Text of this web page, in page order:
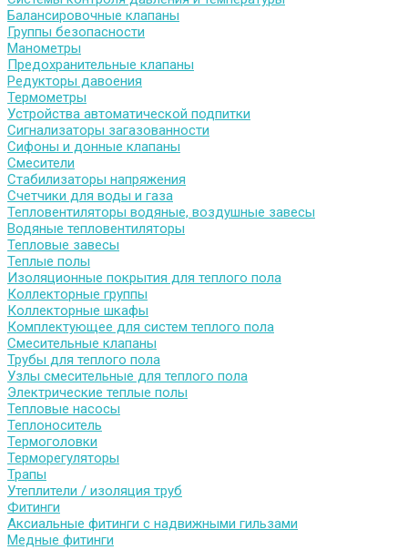
Балансировочные клапаны
Группы безопасности
Манометры
Предохранительные клапаны
Редукторы давоения
Термометры
Устройства автоматической подпитки
Сигнализаторы загазованности
Сифоны и донные клапаны
Смесители
Стабилизаторы напряжения
Счетчики для воды и газа
Тепловентиляторы водяные, воздушные завесы
Водяные тепловентиляторы
Тепловые завесы
Теплые полы
Изоляционные покрытия для теплого пола
Коллекторные группы
Коллекторные шкафы
Комплектующее для систем теплого пола
Смесительные клапаны
Трубы для теплого пола
Узлы смесительные для теплого пола
Электрические теплые полы
Тепловые насосы
Теплоноситель
Термоголовки
Терморегуляторы
Трапы
Утеплители / изоляция труб
Фитинги
Аксиальные фитинги с надвижными гильзами
Медные фитинги